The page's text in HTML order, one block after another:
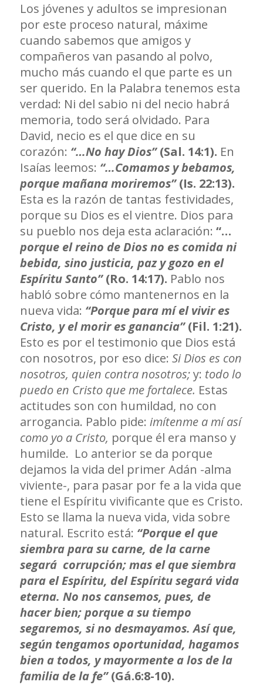
Los jóvenes y adultos se impresionan
por este proceso natural, máxime
cuando sabemos que amigos y
compañeros van pasando al polvo,
mucho más cuando el que parte es un
ser querido. En la Palabra tenemos esta
verdad: Ni del sabio ni del necio habrá
memoria, todo será olvidado. Para
David, necio es el que dice en su
corazón: “…No hay Dios”(Sal. 14:1). En
Isaías leemos: “…Comamos y bebamos,
porque mañana moriremos”(Is. 22:13).
Esta es la razón de tantas festividades,
porque su Dios es el vientre. Dios para
su pueblo nos deja esta aclaración: “…
porque el reino de Dios no es comida ni
bebida, sino justicia, paz y gozo en el
Espíritu Santo” (Ro. 14:17). Pablo nos
habló sobre cómo mantenernos en la
nueva vida: “Porque para mí el vivir es
Cristo, y el morir es ganancia” (Fil. 1:21).
Esto es por el testimonio que Dios está
con nosotros, por eso dice: Si Dios es con
nosotros, quien contra nosotros;y: todo lo
puedo en Cristo que me fortalece. Estas
actitudes son con humildad, no con
arrogancia. Pablo pide: imítenme a mí así
como yo a Cristo, porque él era manso y
humilde. Lo anterior se da porque
dejamos la vida del primer Adán -alma
viviente-, para pasar por fe a la vida que
tiene el Espíritu vivificante que es Cristo.
Esto se llama la nueva vida, vida sobre
natural. Escrito está: “Porque el que
siembra para su carne, de la carne
segará corrupción; mas el que siembra
para el Espíritu, del Espíritu segará vida
eterna. No nos cansemos, pues, de
hacer bien; porque a su tiempo
segaremos, si no desmayamos. Así que,
según tengamos oportunidad, hagamos
bien a todos, y mayormente a los de la
familia de la fe” (Gá.6:8-10).